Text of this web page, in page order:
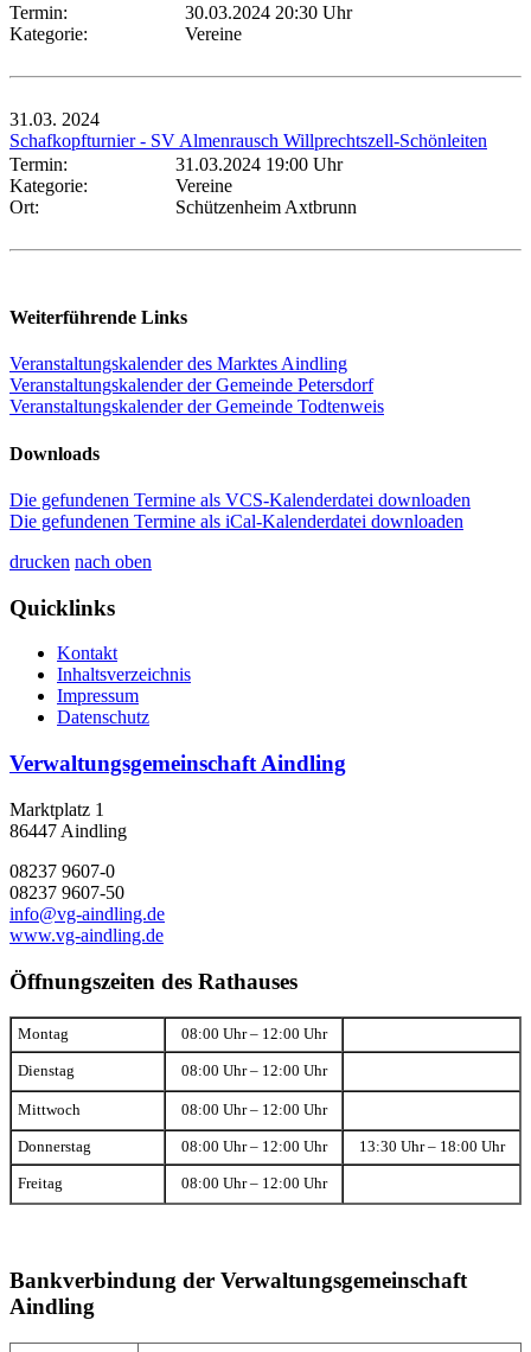
Termin:
30.03.2024 20:30 Uhr
Kategorie:
Vereine
31.03. 2024
Schafkopfturnier - SV Almenrausch Willprechtszell-Schönleiten
Termin:
31.03.2024 19:00 Uhr
Kategorie:
Vereine
Ort:
Schützenheim Axtbrunn
Weiterführende Links
Veranstaltungskalender des Marktes Aindling
Veranstaltungskalender der Gemeinde Petersdorf
Veranstaltungskalender der Gemeinde Todtenweis
Downloads
Die gefundenen Termine als VCS-Kalenderdatei downloaden
Die gefundenen Termine als iCal-Kalenderdatei downloaden
drucken nach oben
Quicklinks
Kontakt
Inhaltsverzeichnis
Impressum
Datenschutz
Verwaltungsgemeinschaft Aindling
Marktplatz 1
86447 Aindling
08237 9607-0
08237 9607-50
info@vg-aindling.de
www.vg-aindling.de
Öffnungszeiten des Rathauses
Montag 08:00 Uhr – 12:00 Uhr
Dienstag 08:00 Uhr – 12:00 Uhr
Mittwoch 08:00 Uhr – 12:00 Uhr
Donnerstag 08:00 Uhr – 12:00 Uhr 13:30 Uhr – 18:00 Uhr
Freitag 08:00 Uhr – 12:00 Uhr
Bankverbindung der Verwaltungsgemeinschaft
Aindling